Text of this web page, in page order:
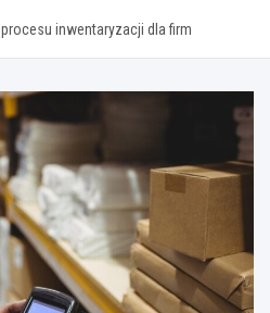
inwentaryzacji dla firm